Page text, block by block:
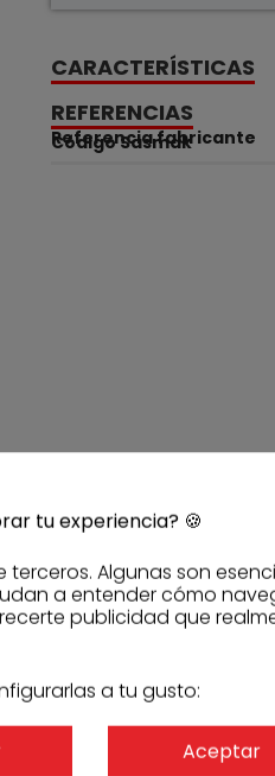
CARACTERÍSTICAS
REFERENCIAS
Código Sasmak
Referencia fabricante
tu experiencia? 🍪
Algunas son
a entender cómo
publicidad que
a tu gusto:
Aceptar